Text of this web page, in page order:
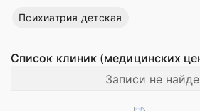
Психиатрия детская
Список клиник (медицинских
Записи не